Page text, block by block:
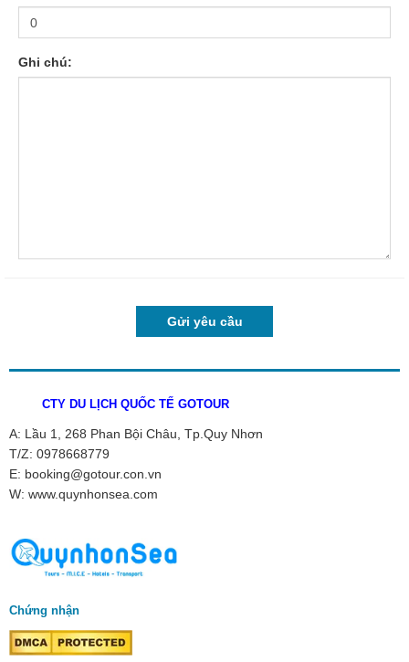
Ghi chú:
CTY DU LỊCH QUỐC TẾ GOTOUR
A: Lầu 1, 268 Phan Bội Châu, Tp.Quy Nhơn
T/Z: 0978668779
E: booking@gotour.con.vn
W: www.quynhonsea.com
Chứng nhận